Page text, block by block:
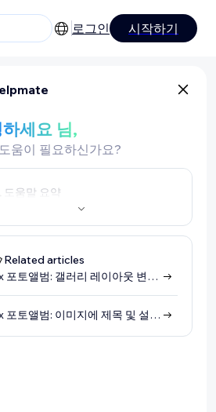
로그인 시작하기
세요 님,
움이 필요하신가요?
도움말 요약
Related articles
Wix 포토앨범: 갤러리 레이아웃 변경하기
Wix 포토앨범: 이미지에 제목 및 설명 추가하기